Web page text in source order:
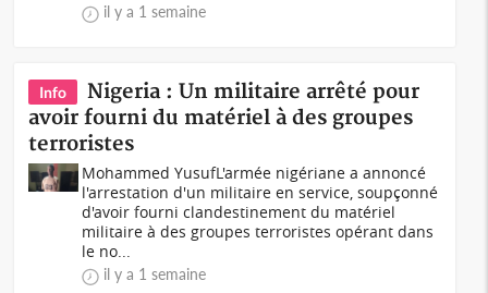
il y a 1 semaine
Info
Nigeria : Un militaire arrêté pour
avoir fourni du matériel à des groupes
terroristes
Mohammed YusufL'armée nigériane a annoncé
l'arrestation d'un militaire en service, soupçonné
d'avoir fourni clandestinement du matériel
militaire à des groupes terroristes opérant dans
le no...
il y a 1 semaine